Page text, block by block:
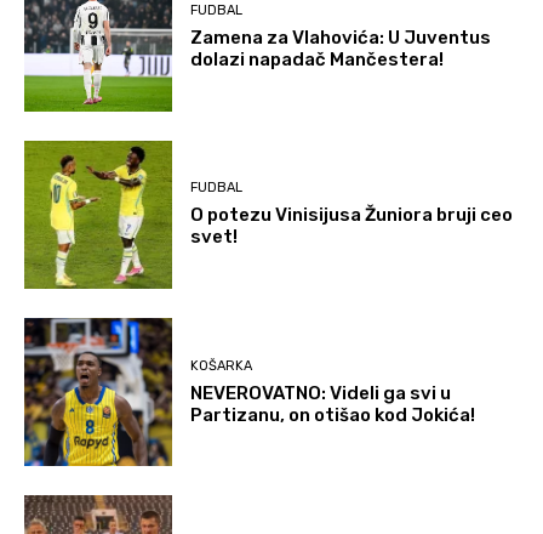
FUDBAL
Zamena za Vlahovića: U Juventus
dolazi napadač Mančestera!
FUDBAL
O potezu Vinisijusa Žuniora bruji ceo
svet!
KOŠARKA
NEVEROVATNO: Videli ga svi u
Partizanu, on otišao kod Jokića!